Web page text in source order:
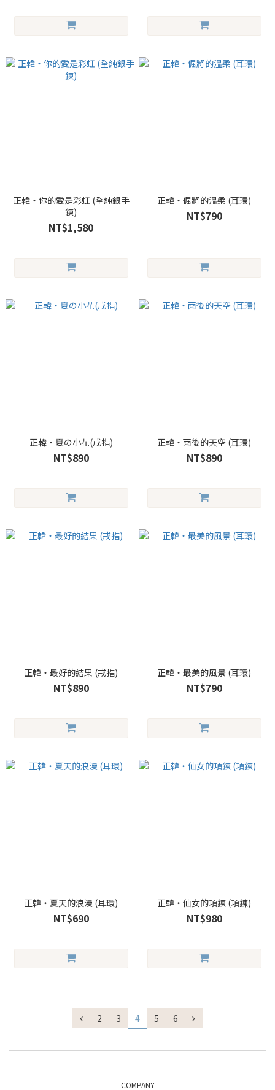
正韓・你的愛是彩虹 (全純銀手
鍊)
NT$1,580
正韓・倔將的溫柔 (耳環)
NT$790
正韓・夏の小花(戒指)
NT$890
正韓・雨後的天空 (耳環)
NT$890
正韓・最好的結果 (戒指)
NT$890
正韓・最美的風景 (耳環)
NT$790
正韓・夏天的浪漫 (耳環)
NT$690
正韓・仙女的項鍊 (項鍊)
NT$980
2 3 4 5 6
COMPANY